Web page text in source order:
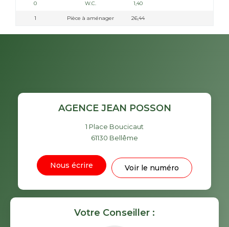
0 W.C. 1,40
1 Pièce à aménager 26,44
AGENCE JEAN POSSON
1 Place Boucicaut
61130 Bellême
Nous écrire Voir le numéro
Votre Conseiller :